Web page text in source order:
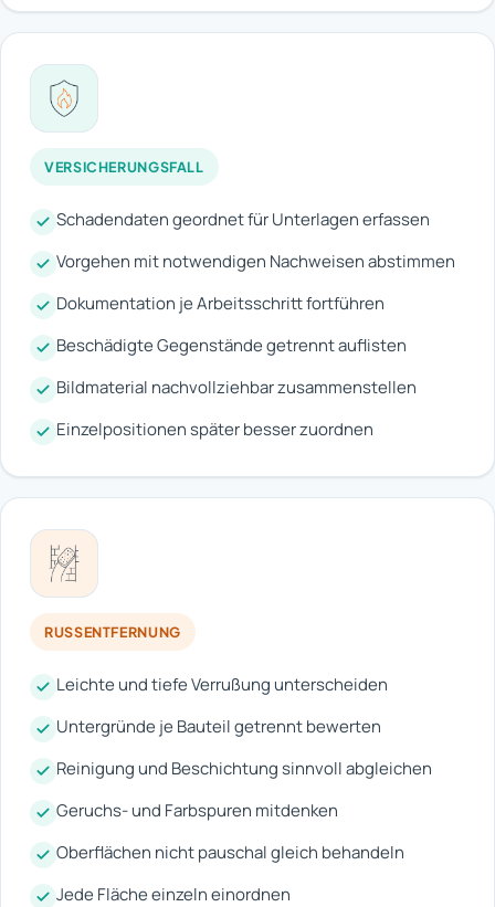
VERSICHERUNGSFALL
Schadendaten geordnet für Unterlagen erfassen
Vorgehen mit notwendigen Nachweisen abstimmen
Dokumentation je Arbeitsschritt fortführen
Beschädigte Gegenstände getrennt auflisten
Bildmaterial nachvollziehbar zusammenstellen
Einzelpositionen später besser zuordnen
RUSSENTFERNUNG
Leichte und tiefe Verrußung unterscheiden
Untergründe je Bauteil getrennt bewerten
Reinigung und Beschichtung sinnvoll abgleichen
Geruchs- und Farbspuren mitdenken
Oberflächen nicht pauschal gleich behandeln
Jede Fläche einzeln einordnen